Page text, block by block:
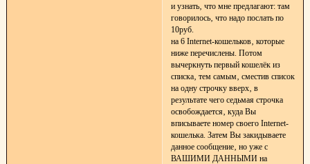
и узнать‚ что мне предлагают: там
говорилось‚ что надо послать по
10руб.
на 6 Internet-кошельков‚ которые
ниже перечислены. Потом
вычеркнуть первый кошелёк из
списка‚ тем самым‚ сместив список
на одну строчку вверх‚ в
результате чего седьмая строчка
освобождается‚ куда Вы
вписываете номер своего Internet-
кошелька. Затем Вы закидываете
данное сообщение‚ но уже с
ВАШИМИ ДАННЫМИ на